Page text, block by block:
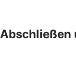
Abschließen